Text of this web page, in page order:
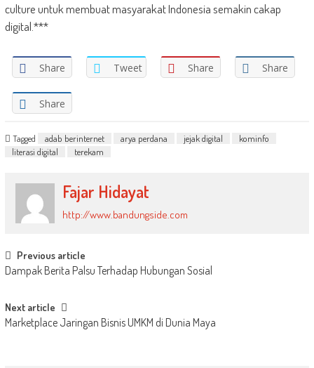
culture untuk membuat masyarakat Indonesia semakin cakap
digital.***
Share Tweet Share Share
Share
Tagged adab berinternet arya perdana jejak digital
kominfo
literasi digital
terekam
Fajar Hidayat
http://www.bandungside.com
Post
navigation
Previous article
Dampak Berita Palsu Terhadap Hubungan Sosial
Next article
Marketplace Jaringan Bisnis UMKM di Dunia Maya